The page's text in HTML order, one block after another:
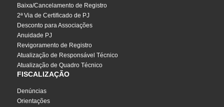
Baixa/Cancelamento de Registro
2ª Via de Certificado de PJ
Desconto para Associações
Anuidade PJ
Revigoramento de Registro
Atualização de Responsável Técnico
Atualização de Quadro Técnico
FISCALIZAÇÃO
Denúncias
Orientações